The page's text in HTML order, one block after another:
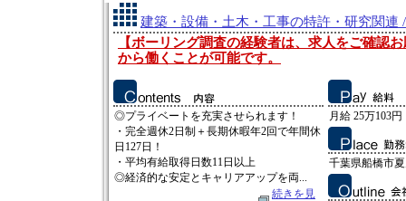
建築・設備・土木・工事の特許・研究関連
【ボーリング調査の経験者は、求人をご確認
から働くことが可能です。
◎プライベートを充実させられます！
・完全週休2日制＋長期休暇年2回で年間休
日127日！
・平均有給取得日数11日以上
◎経済的な安定とキャリアアップを両...
続きを見
月給 25万103
千葉県船橋市